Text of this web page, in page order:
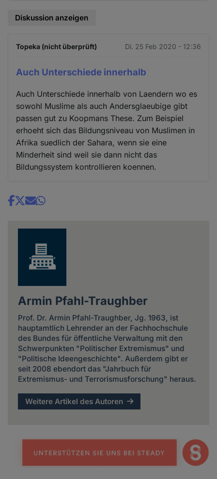
Diskussion anzeigen
Topeka (nicht überprüft) Di. 25 Feb 2020 - 12:36
Auch Unterschiede innerhalb
Auch Unterschiede innerhalb von Laendern wo es
sowohl Muslime als auch Andersglaeubige gibt
passen gut zu Koopmans These. Zum Beispiel
erhoeht sich das Bildungsniveau von Muslimen in
Afrika suedlich der Sahara, wenn sie eine
Minderheit sind weil sie dann nicht das
Bildungssystem kontrollieren koennen.
Share
Armin Pfahl-Traughber
Prof. Dr. Armin Pfahl-Traughber, Jg. 1963, ist
hauptamtlich Lehrender an der Fachhochschule
des Bundes für öffentliche Verwaltung mit den
Schwerpunkten "Politischer Extremismus" und
"Politische Ideengeschichte". Außerdem gibt er
seit 2008 ebendort das "Jahrbuch für
Extremismus- und Terrorismusforschung" heraus.
Weitere Artikel des Autoren